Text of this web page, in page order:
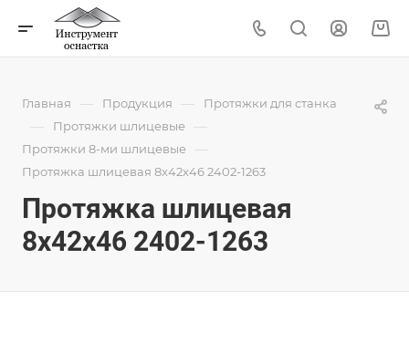
Главная — Продукция — Протяжки для станка
— Протяжки шлицевые —
Протяжки 8-ми шлицевые —
Протяжка шлицевая 8x42x46 2402-1263
Протяжка шлицевая
8x42x46 2402-1263